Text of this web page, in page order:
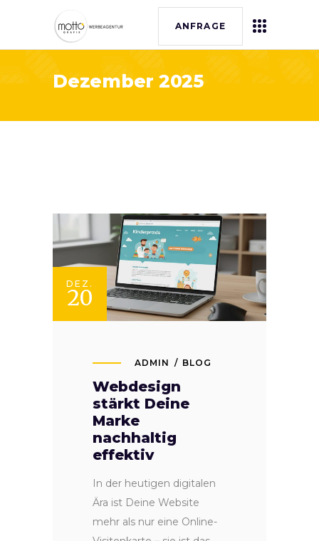
ANFRAGE
Dezember 2025
DEZ.
20
ADMIN BLOG
Webdesign
stärkt Deine
Marke
nachhaltig
effektiv
In der heutigen digitalen
Ära ist Deine Website
mehr als nur eine Online-